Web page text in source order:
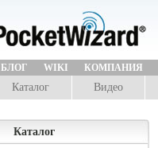
БЛОГ WIKI КОМПАНИЯ
Каталог Видео
Каталог